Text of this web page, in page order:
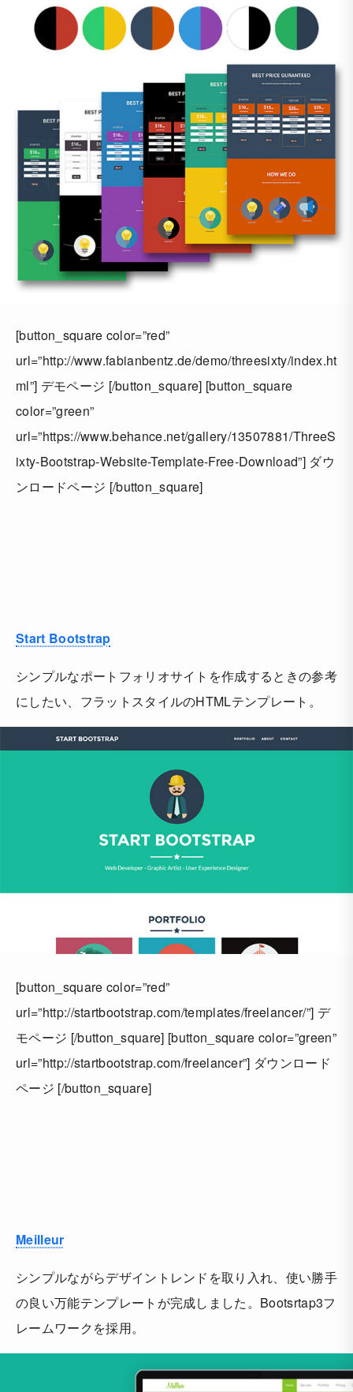
[button_square color=”red”
url=”http://www.fabianbentz.de/demo/threesixty/index.ht
ml”] デモページ [/button_square] [button_square
color=”green”
url=”https://www.behance.net/gallery/13507881/ThreeS
ixty-Bootstrap-Website-Template-Free-Download”] ダウ
ンロードページ [/button_square]
Start Bootstrap
シンプルなポートフォリオサイトを作成するときの参考
にしたい、フラットスタイルのHTMLテンプレート。
[button_square color=”red”
url=”http://startbootstrap.com/templates/freelancer/”] デ
モページ [/button_square] [button_square color=”green”
url=”http://startbootstrap.com/freelancer”] ダウンロード
ページ [/button_square]
Meilleur
シンプルながらデザイントレンドを取り入れ、使い勝手
の良い万能テンプレートが完成しました。Bootsrtap3フ
レームワークを採用。